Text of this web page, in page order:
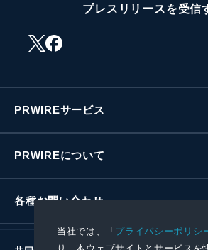
当社では、「プライバシーポリシ
プレスリリースを受信
PRWIREサービス
PRWIREについて
各種お問い合わせ